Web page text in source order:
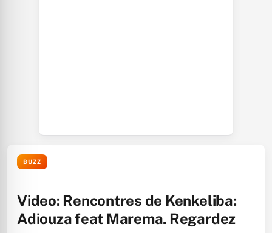
BUZZ
Video: Rencontres de Kenkeliba:
Adiouza feat Marema. Regardez